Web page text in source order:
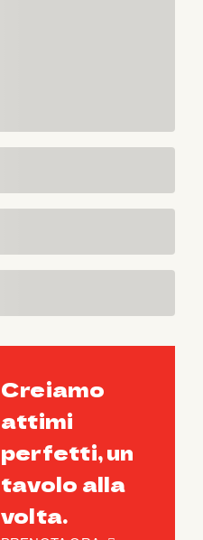
Creiamo
attimi
perfetti, un
tavolo alla
volta.